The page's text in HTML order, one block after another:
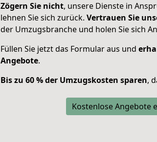
Zögern Sie nicht, unsere Dienste in
lehnen Sie sich zurück. Vertrauen Sie
der Umzugsbranche und holen Sie sich
Füllen Sie jetzt das Formular aus und
Angebote.
Bis zu 60 % der Umzugskosten sparen,
Kostenlose Angebote